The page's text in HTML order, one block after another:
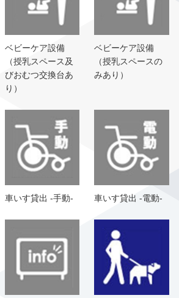
ベビーケア設備
（授乳スペース及
びおむつ交換台あ
り）
ベビーケア設備
（授乳スペースの
みあり）
車いす貸出 -手動- 車いす貸出 -電動-